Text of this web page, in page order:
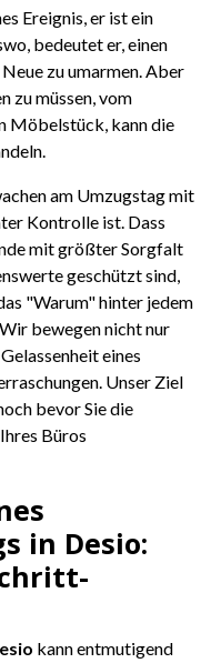
Ereignis, er ist ein
bedeutet er, einen
zu umarmen. Aber
zu müssen, vom
Möbelstück, kann die
am Umzugstag mit
Kontrolle ist. Dass
mit größter Sorgfalt
geschützt sind,
"Warum" hinter jedem
bewegen nicht nur
eines
Unser Ziel
bevor Sie die
Büros
in Desio:
kann entmutigend